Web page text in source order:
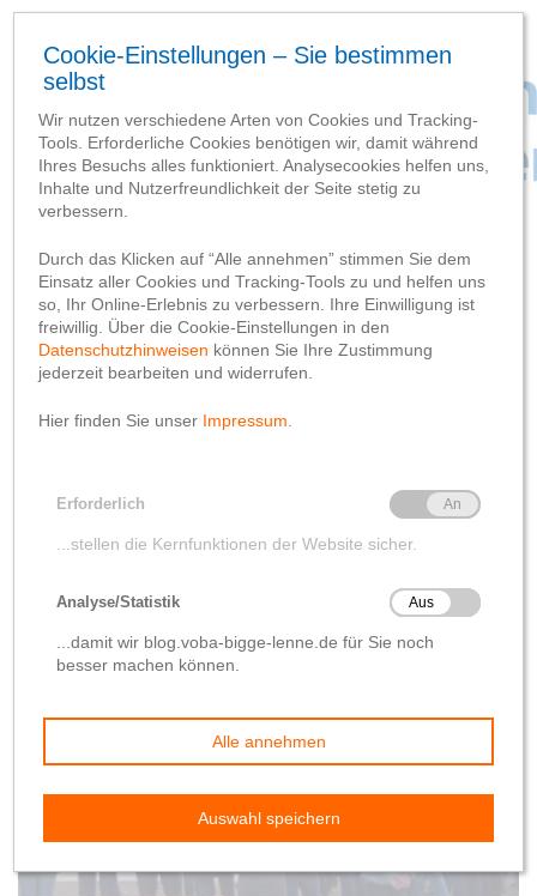
‘Stadt Lennestadt’
Baufortschritt Meilensteine
Grundsteinlegung
vonWolfgang Hilleke 29. Oktober 2019